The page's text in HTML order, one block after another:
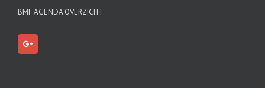
BMF AGENDA OVERZICHT